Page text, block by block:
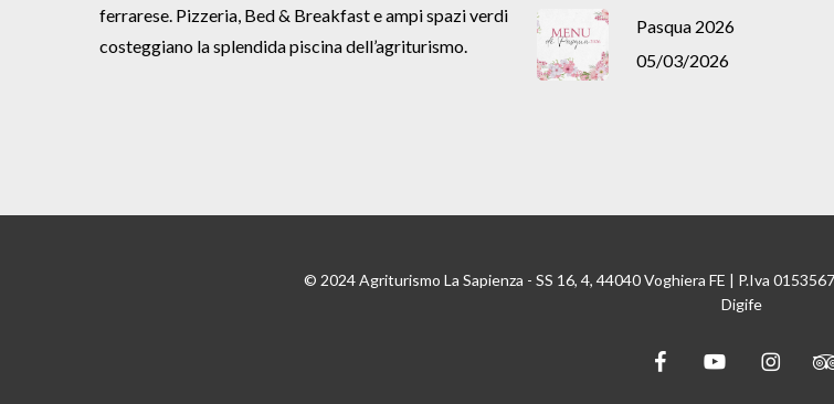
ferrarese. Pizzeria, Bed & Breakfast e ampi spazi verdi
costeggiano la splendida piscina dell’agriturismo.
Pasqua 2026
05/03/2026
© 2024 Agriturismo La Sapienza - SS 16, 4, 44040 Voghiera FE | P.Iva
Digife
facebookyoutube instagram